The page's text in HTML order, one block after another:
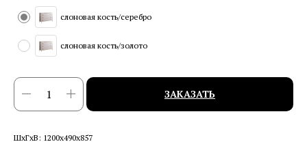
слоновая кость/серебро
слоновая кость/золото
ЗАКАЗАТЬ
ШхГхВ: 1200х490х857